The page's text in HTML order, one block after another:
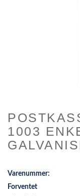
1003
Varenummer:
Forventet